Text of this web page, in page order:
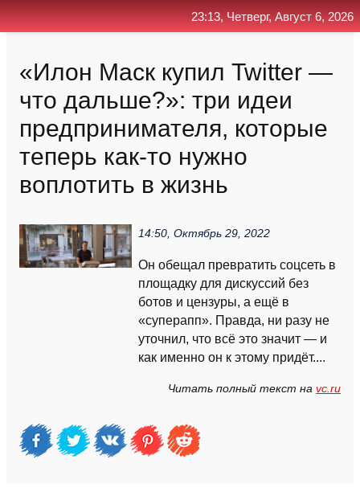
«Илон Маск купил Twitter —
что дальше?»: три идеи
предпринимателя, которые
теперь как-то нужно
воплотить в жизнь
14:50, Октябрь 29, 2022
Он обещал превратить соцсеть в
площадку для дискуссий без
ботов и цензуры, а ещё в
«суперапп». Правда, ни разу не
уточнил, что всё это значит — и
как именно он к этому придёт....
Читать полный текст на vc.ru
23:13, Четверг, Август 6, 2026